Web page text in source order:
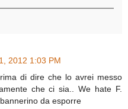
2012 1:03 PM
di dire che lo avrei messo
che ci sia.. We hate F.
da esporre